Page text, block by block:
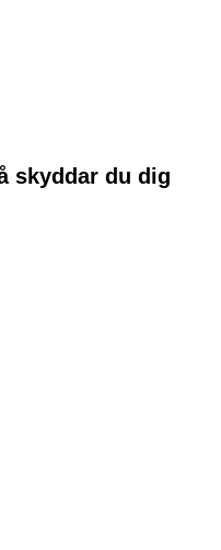
skyddar du dig